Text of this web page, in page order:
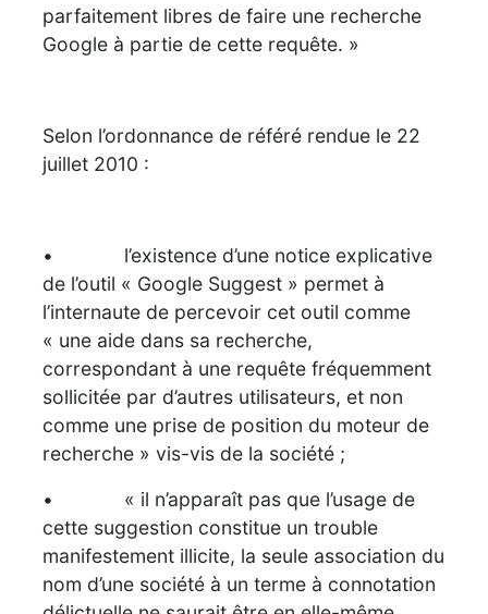
parfaitement libres de faire une recherche
Google à partie de cette requête. »
Selon l’ordonnance de référé rendue le 22
juillet 2010 :
• l’existence d’une notice explicative
de l’outil « Google Suggest » permet à
l’internaute de percevoir cet outil comme
« une aide dans sa recherche,
correspondant à une requête fréquemment
sollicitée par d’autres utilisateurs, et non
comme une prise de position du moteur de
recherche » vis-vis de la société ;
• « il n’apparaît pas que l’usage de
cette suggestion constitue un trouble
manifestement illicite, la seule association du
nom d’une société à un terme à connotation